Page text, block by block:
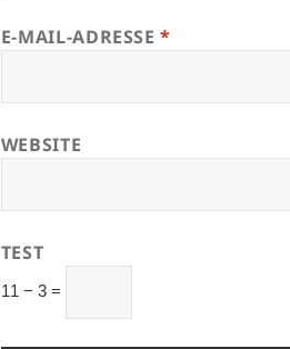
E-MAIL-ADRESSE*
WEBSITE
TEST
11 − 3 =